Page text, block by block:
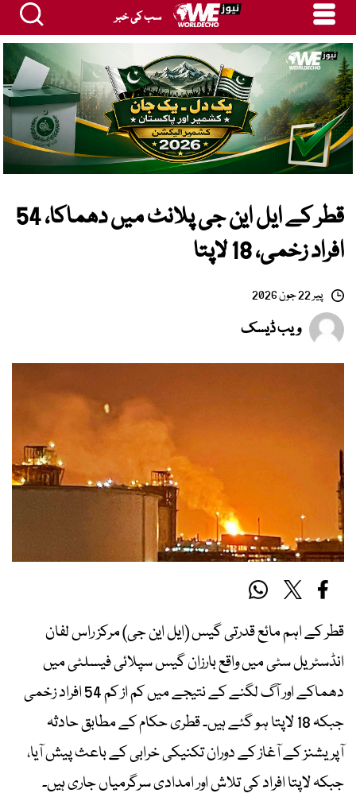
سب کی خبر
قطر کے ایل این جی پلانٹ میں دھماکا، 54
افراد زخمی، 18 لاپتا
پیر 22 جون 2026
ویب ڈیسک
قطر کے اہم مائع قدرتی گیس (ایل این جی) مرکز راس لفان
انڈسٹریل سٹی میں واقع بارزان گیس سپلائی فیسلٹی میں
دھماکے اور آگ لگنے کے نتیجے میں کم از کم 54 افراد زخمی
جبکہ 18 لاپتا ہو گئے ہیں۔ قطری حکام کے مطابق حادثہ
آپریشنز کے آغاز کے دوران تکنیکی خرابی کے باعث پیش آیا،
جبکہ لاپتا افراد کی تلاش اور امدادی سرگرمیاں جاری ہیں۔